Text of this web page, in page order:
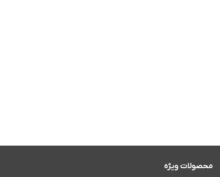
محصولات ویژه